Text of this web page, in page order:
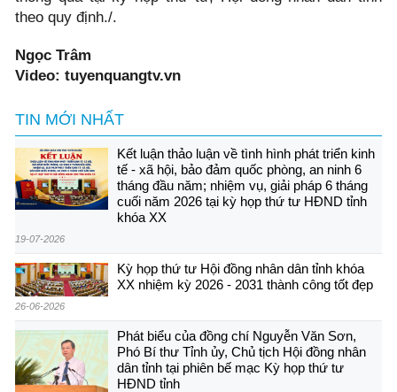
theo quy định./.
Ngọc Trâm
Video: tuyenquangtv.vn
TIN MỚI NHẤT
Kết luận thảo luận về tình hình phát triển kinh
tế - xã hội, bảo đảm quốc phòng, an ninh 6
tháng đầu năm; nhiệm vụ, giải pháp 6 tháng
cuối năm 2026 tại kỳ họp thứ tư HĐND tỉnh
khóa XX
19-07-2026
Kỳ họp thứ tư Hội đồng nhân dân tỉnh khóa
XX nhiệm kỳ 2026 - 2031 thành công tốt đẹp
26-06-2026
Phát biểu của đồng chí Nguyễn Văn Sơn,
Phó Bí thư Tỉnh ủy, Chủ tịch Hội đồng nhân
dân tỉnh tại phiên bế mạc Kỳ họp thứ tư
HĐND tỉnh